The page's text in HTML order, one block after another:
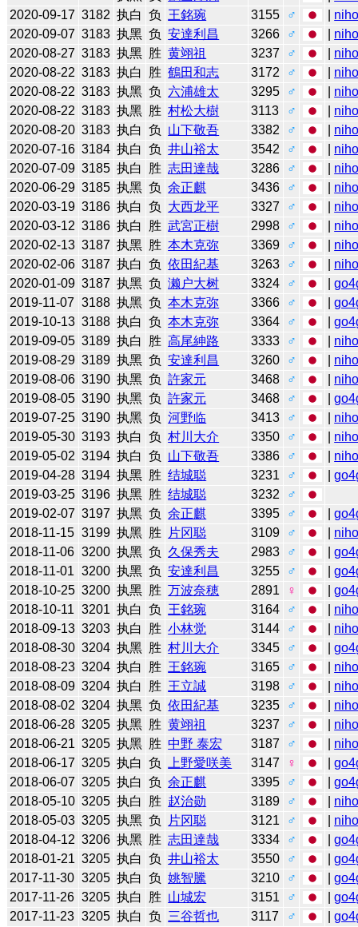
2020-09-17 3182 执白 负 王銘琬 3155 ♂
2020-09-07 3183 执黑 负 安達利昌 3266 ♂
2020-08-27 3183 执黑 胜 黄翊祖 3237 ♂
2020-08-22 3183 执白 胜 鶴田和志 3172 ♂
2020-08-22 3183 执黑 负 六浦雄太 3295 ♂
2020-08-22 3183 执黑 胜 村松大樹 3113 ♂
2020-08-20 3183 执白 负 山下敬吾 3382 ♂
2020-07-16 3184 执白 负 井山裕太 3542 ♂
2020-07-09 3185 执白 胜 志田達哉 3286 ♂
2020-06-29 3185 执黑 负 余正麒 3436 ♂
2020-03-19 3186 执白 负 大西龙平 3327 ♂
2020-03-12 3186 执白 胜 武宮正樹 2998 ♂
2020-02-13 3187 执黑 胜 本木克弥 3369 ♂
2020-02-06 3187 执白 负 依田紀基 3263 ♂
2020-01-09 3187 执黑 负 濑户大树 3324 ♂ |
2019-11-07 3188 执黑 负 本木克弥 3366 ♂ |
2019-10-13 3188 执白 负 本木克弥 3364 ♂ |
2019-09-05 3189 执白 胜 高尾紳路 3333 ♂
2019-08-29 3189 执黑 负 安達利昌 3260 ♂
2019-08-06 3190 执黑 负 許家元 3468 ♂
2019-08-05 3190 执黑 负 許家元 3468 ♂ |
2019-07-25 3190 执黑 负 河野临 3413 ♂
2019-05-30 3193 执白 负 村川大介 3350 ♂
2019-05-02 3194 执白 负 山下敬吾 3386 ♂
2019-04-28 3194 执黑 胜 结城聪 3231 ♂ |
2019-03-25 3196 执黑 胜 结城聪 3232
♂
2019-02-07 3197 执黑 负 余正麒 3395 ♂ |
2018-11-15 3199 执黑 胜 片冈聪 3109 ♂
2018-11-06 3200 执黑 负 久保秀夫 2983 ♂ |
2018-11-01 3200 执黑 负 安達利昌 3255 ♂ |
2018-10-25 3200 执黑 胜 万波奈穂 2891 ♀ |
2018-10-11 3201 执白 负 王銘琬 3164 ♂
2018-09-13 3203 执白 胜 小林觉 3144 ♂
2018-08-30 3204 执黑 胜 村川大介 3345 ♂ |
2018-08-23 3204 执白 胜 王銘琬 3165 ♂
2018-08-09 3204 执白 胜 王立誠 3198 ♂
2018-08-02 3204 执黑 负 依田紀基 3235 ♂
2018-06-28 3205 执黑 胜 黄翊祖 3237 ♂
2018-06-21 3205 执黑 胜 中野 泰宏 3187 ♂
2018-06-17 3205 执白 负 上野愛咲美 3147 ♀ |
2018-06-07 3205 执白 负 余正麒 3395 ♂ |
2018-05-10 3205 执白 胜 赵治勋 3189 ♂
2018-05-03 3205 执黑 负 片冈聪 3121 ♂
2018-04-12 3206 执黑 胜 志田達哉 3334 ♂ |
2018-01-21 3205 执白 负 井山裕太 3550 ♂ |
2017-11-30 3205 执白 负 姚智騰 3210 ♂ |
2017-11-26 3205 执白 胜 山城宏 3151 ♂ |
2017-11-23 3205 执白 负 三谷哲也 3117 ♂ |